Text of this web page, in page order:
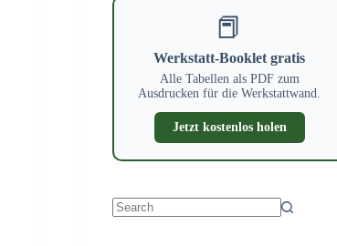
📕
Werkstatt-Booklet gratis
Alle Tabellen als PDF zum
Ausdrucken für die Werkstattwand.
Jetzt kostenlos holen